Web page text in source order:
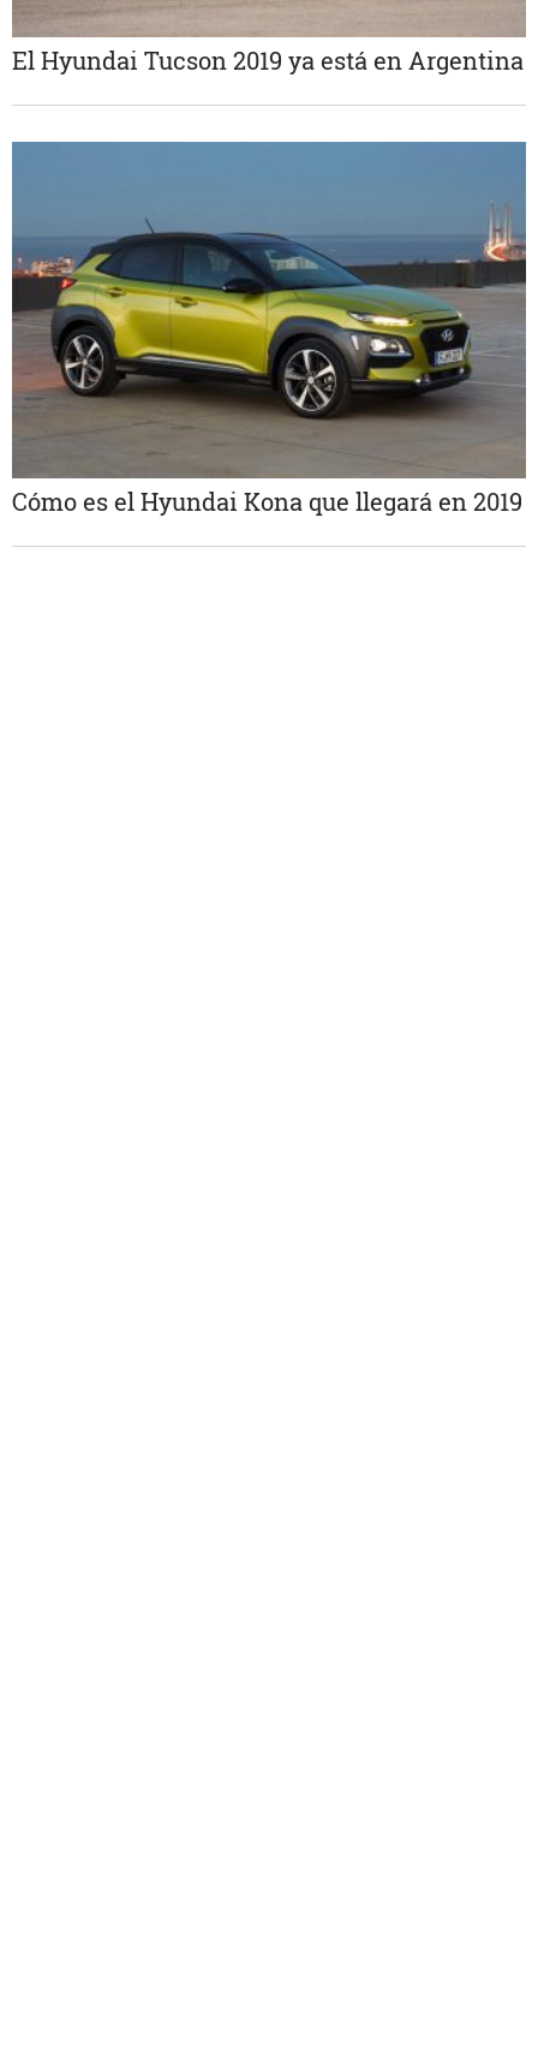
El Hyundai Tucson 2019 ya está en Argentina
Cómo es el Hyundai Kona que llegará en 2019